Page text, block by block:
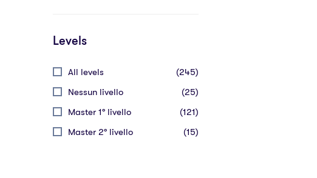
Levels
All levels
(245)
Nessun livello
(25)
Master 1° livello
(121)
Master 2° livello
(15)